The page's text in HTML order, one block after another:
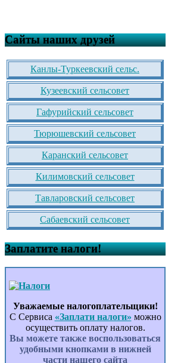
Сайты наших друзей
Канлы-Туркеевский сельс.
Кузеевский сельсовет
Гафурийский сельсовет
Тюрюшевский сельсовет
Каранский сельсовет
Килимовский сельсовет
Тавларовский сельсовет
Сабаевский сельсовет
Заплатите налоги!
Уважаемые налогоплательщики!
С Сервиса «Заплати налоги» можно
осуществить оплату налогов.
Вы можете также воспользоваться
удобными кнопками в нижней
части нашего сайта